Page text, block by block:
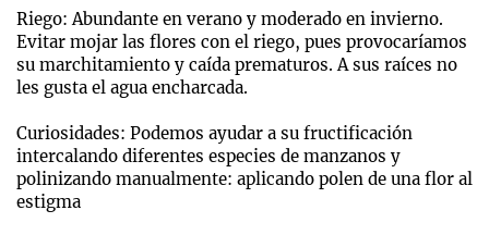
Riego: Abundante en verano y moderado en invierno.
Evitar mojar las flores con el riego, pues provocaríamos
su marchitamiento y caída prematuros. A sus raíces no
les gusta el agua encharcada.
Curiosidades: Podemos ayudar a su fructificación
intercalando diferentes especies de manzanos y
polinizando manualmente: aplicando polen de una flor al
estigma